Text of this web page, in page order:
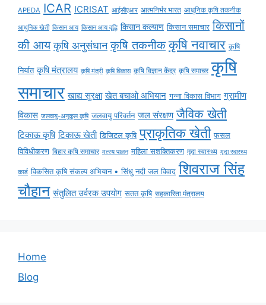
APEDA ICAR ICRISAT आईसीएआर आत्मनिर्भर भारत आधुनिक कृषि तकनीक
आधुनिक खेती किसान आय किसान आय वृद्धि किसान कल्याण किसान समाचार किसानों
की आय कृषि अनुसंधान कृषि तकनीक कृषि नवाचार कृषि
निर्यात कृषि मंत्रालय कृषि मंत्री कृषि विकास कृषि विज्ञान केंद्र कृषि समाचर कृषि
समाचार खाद्य सुरक्षा खेत बचाओ अभियान गन्ना विकास विभाग ग्रामीण
विकास जलवायु-अनुकूल कृषि जलवायु परिवर्तन जल संरक्षण जैविक खेती
टिकाऊ कृषि टिकाऊ खेती डिजिटल कृषि प्राकृतिक खेती फसल
विविधीकरण बिहार कृषि समाचार मत्स्य पालन महिला सशक्तिकरण मृदा स्वास्थ्य मृदा स्वास्थ्य
कार्ड विकसित कृषि संकल्प अभियान • सिंधु नदी जल विवाद शिवराज सिंह
चौहान संतुलित उर्वरक उपयोग सतत कृषि सहकारिता मंत्रालय
Home
Blog